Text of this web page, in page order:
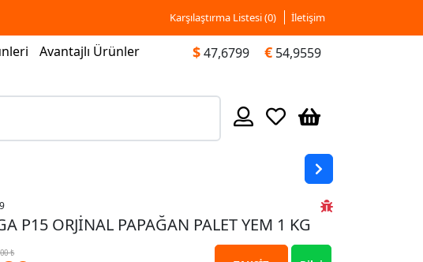
Karşılaştırma Listesi (0) İletişim
Avantajlı Ürünler $47,6799 € 54,9559
P15 ORJİNAL PAPAĞAN PALET YEM 1 KG
₺